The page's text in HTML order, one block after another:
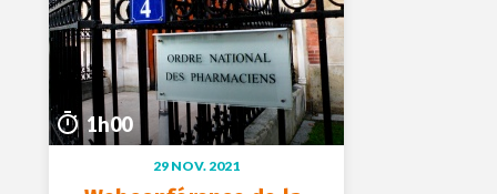
1h00
29 NOV. 2021